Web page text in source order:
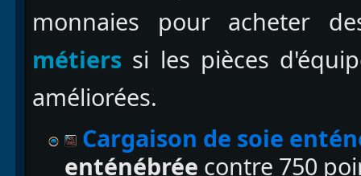
monnaies pour acheter
métiers si les pièces
améliorées.
Cargaison de soie
enténébrée contre 750